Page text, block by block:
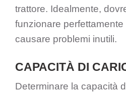
trattore. Idealmente,
funzionare
causare problemi inutili.
CAPACITÀ DI
Determinare la capacità